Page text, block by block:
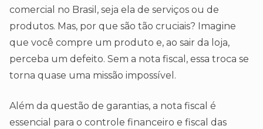
comercial no Brasil, seja ela de serviços ou de
produtos. Mas, por que são tão cruciais? Imagine
que você compre um produto e, ao sair da loja,
perceba um defeito. Sem a nota fiscal, essa troca se
torna quase uma missão impossível.
Além da questão de garantias, a nota fiscal é
essencial para o controle financeiro e fiscal das